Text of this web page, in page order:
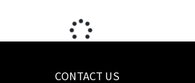
CONTACT US